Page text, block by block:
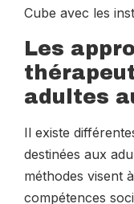
Cube avec les
Les
adultes
Il existe
destinées aux
méthodes visent
compétences